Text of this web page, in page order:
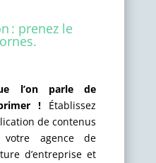
: prenez le
l’on parle de
! Établissez
de contenus
agence de
d’entreprise et